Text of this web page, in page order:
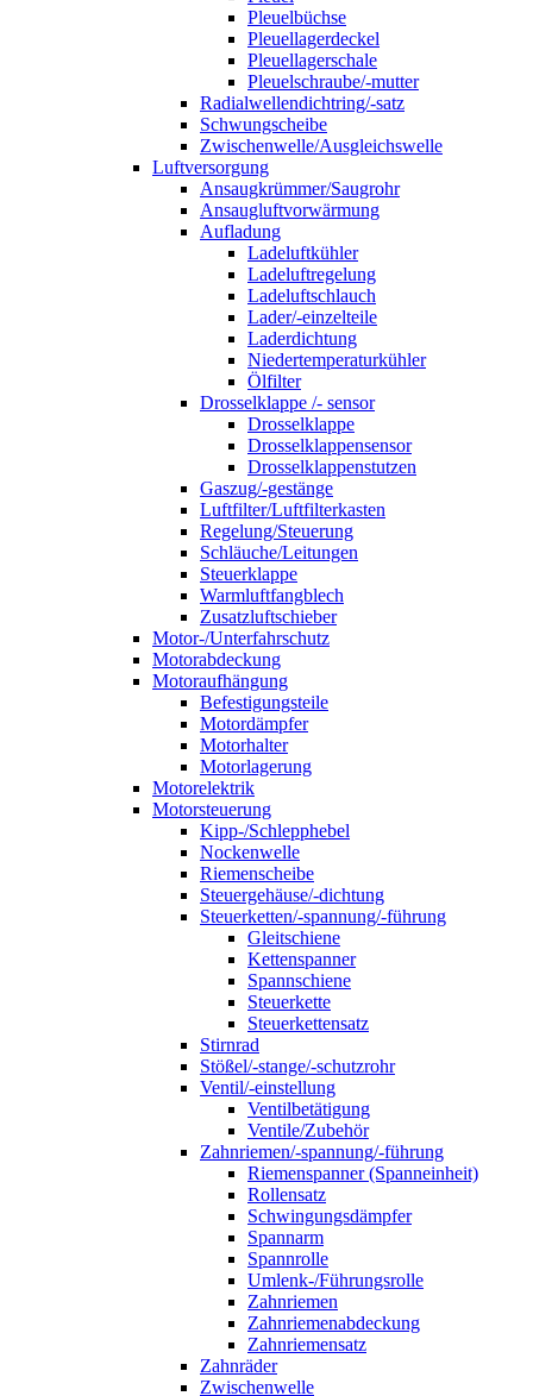
Pleuelbüchse
Pleuellagerdeckel
Pleuellagerschale
Pleuelschraube/-mutter
Radialwellendichtring/-satz
Schwungscheibe
Zwischenwelle/Ausgleichswelle
Luftversorgung
Ansaugkrümmer/Saugrohr
Ansaugluftvorwärmung
Aufladung
Ladeluftkühler
Ladeluftregelung
Ladeluftschlauch
Lader/-einzelteile
Laderdichtung
Niedertemperaturkühler
Ölfilter
Drosselklappe /- sensor
Drosselklappe
Drosselklappensensor
Drosselklappenstutzen
Gaszug/-gestänge
Luftfilter/Luftfilterkasten
Regelung/Steuerung
Schläuche/Leitungen
Steuerklappe
Warmluftfangblech
Zusatzluftschieber
Motor-/Unterfahrschutz
Motorabdeckung
Motoraufhängung
Befestigungsteile
Motordämpfer
Motorhalter
Motorlagerung
Motorelektrik
Motorsteuerung
Kipp-/Schlepphebel
Nockenwelle
Riemenscheibe
Steuergehäuse/-dichtung
Steuerketten/-spannung/-führung
Gleitschiene
Kettenspanner
Spannschiene
Steuerkette
Steuerkettensatz
Stirnrad
Stößel/-stange/-schutzrohr
Ventil/-einstellung
Ventilbetätigung
Ventile/Zubehör
Zahnriemen/-spannung/-führung
Riemenspanner (Spanneinheit)
Rollensatz
Schwingungsdämpfer
Spannarm
Spannrolle
Umlenk-/Führungsrolle
Zahnriemen
Zahnriemenabdeckung
Zahnriemensatz
Zahnräder
Zwischenwelle